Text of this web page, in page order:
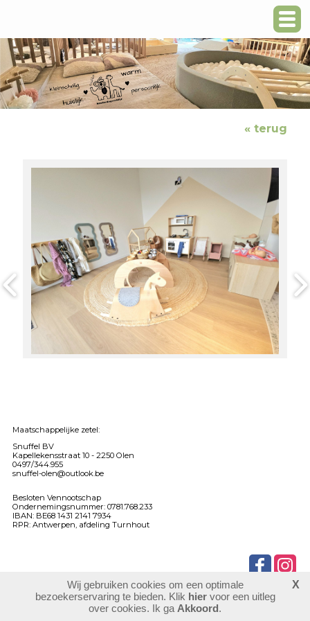
« terug
Maatschappelijke zetel:
Snuffel BV
Kapellekensstraat 10 - 2250 Olen
0497/344.955
snuffel-olen@outlook.be
Besloten Vennootschap
Ondernemingsnummer: 0781.768.233
IBAN: BE68 1431 2141 7934
RPR: Antwerpen, afdeling Turnhout
901421 bezoekers
login
Wij gebruiken cookies om een optimale
bezoekerservaring te bieden. Klik hiervoor een uitleg
over cookies. Ik ga Akkoord.
X